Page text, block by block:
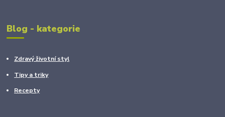
Blog - kategorie
Zdravý životní styl
Tipy a triky
Recepty